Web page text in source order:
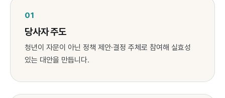
01
당사자 주도
청년이 자문이 아닌 정책 제안·결정 주체로 참여해 실효성
있는 대안을 만듭니다.